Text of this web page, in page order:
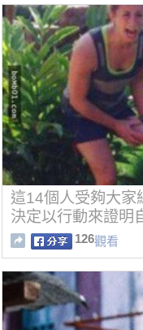
這14個人受夠大家
決定以行動來證明
126觀看